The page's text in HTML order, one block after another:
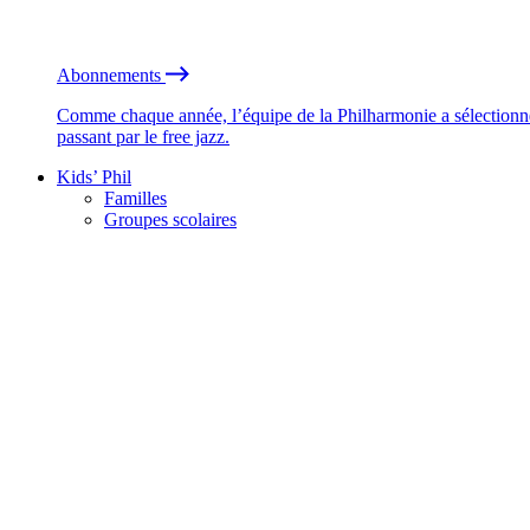
Abonnements
Comme chaque année, l’équipe de la Philharmonie a
passant par le free jazz.
Kids’ Phil
Familles
Groupes scolaires